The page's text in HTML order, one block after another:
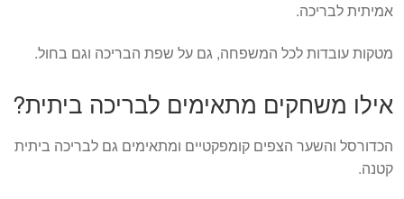
אמיתית לבריכה.
מטקות עובדות לכל המשפחה, גם על שפת הבריכה וגם בחול.
אילו משחקים מתאימים לבריכה ביתית?
הכדורסל והשער הצפים קומפקטיים ומתאימים גם לבריכה ביתית
קטנה.